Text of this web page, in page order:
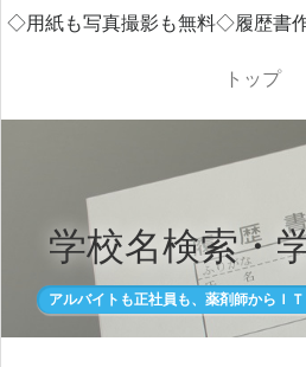
◇用紙も写真撮影も無料◇履歴書
トップ
学校名検索・
アルバイトも正社員も、薬剤師からＩ